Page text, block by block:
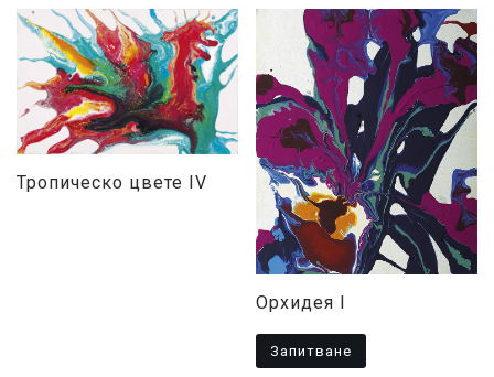
Тропическо цвете IV
Орхидея I
Запитване